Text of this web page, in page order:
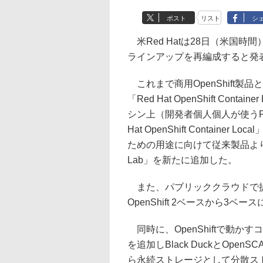
ポスト リスト シ
米Red Hatは28日（米国時間
ラインアップを再編成すると発
これまで商用OpenShift製品
「Red Hat OpenShift
シン上（開発者個人個人が使
Hat OpenShift Container Local
ための用途に向けて従来製品
Lab」を新たに追加した。
また、パブリッククラウドで
OpenShift 2ベースから3ベース
同時に、OpenShiftで動かす
を追加しBlack Duckと
ら永続ストレージとして分散